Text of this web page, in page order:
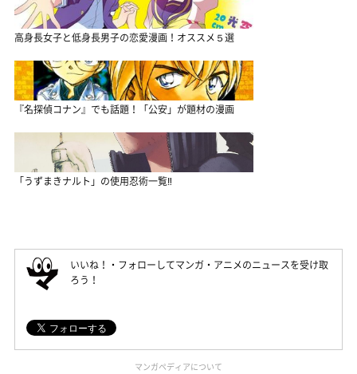
高身長女子と低身長男子の恋愛漫画！オススメ５選
『名探偵コナン』でも話題！「公安」が題材の漫画
「うずまきナルト」の使用忍術一覧‼
いいね！・フォローしてマンガ・アニメのニュースを受け取
ろう！
マンガペディアについて